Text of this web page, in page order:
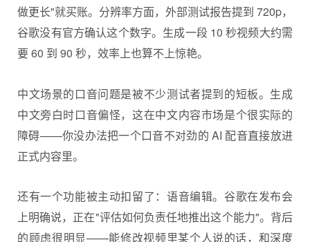
做更长"就买账。分辨率方面，外部测试报告提到 720p，
谷歌没有官方确认这个数字。生成一段 10 秒视频大约需
要 60 到 90 秒，效率上也算不上惊艳。
中文场景的口音问题是被不少测试者提到的短板。生成
中文旁白时口音偏怪，这在中文内容市场是个很实际的
障碍——你没办法把一个口音不对劲的 AI 配音直接放进
正式内容里。
还有一个功能被主动扣留了：语音编辑。谷歌在发布会
上明确说，正在"评估如何负责任地推出这个能力"。背后
的顾虑很明显——能修改视频里某个人说的话，和深度